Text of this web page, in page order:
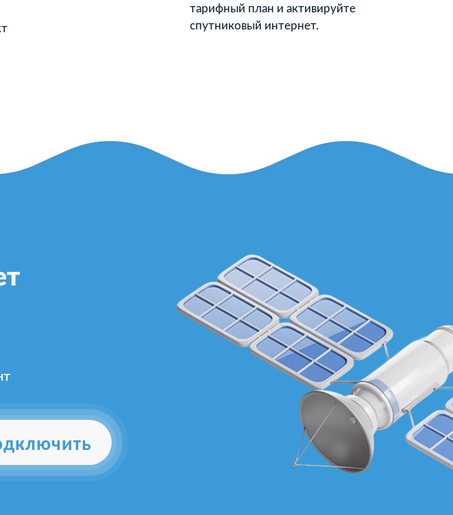
тарифный план и активируйте
спутниковый интернет.